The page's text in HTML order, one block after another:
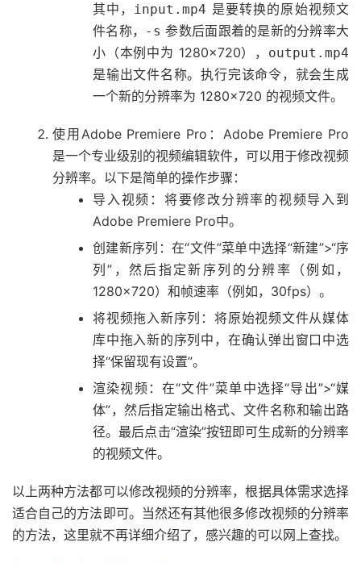
其中， input.mp4 是要转换的原始视频文
件名称，
-s 参数后面跟着的是新的分辨率大
小（本例中为 1280×720）， output.mp4
是输出文件名称。执行完该命令，就会生成
一个新的分辨率为 1280×720 的视频文件。
使用Adobe Premiere Pro：Adobe Premiere Pro
是一个专业级别的视频编辑软件，可以用于修改视频
分辨率。以下是简单的操作步骤：
导入视频：将要修改分辨率的视频导入到
Adobe Premiere Pro中。
创建新序列：在“文件”菜单中选择“新建”>“序
列”，然后指定新序列的分辨率（例如，
1280×720）和帧速率（例如，30fps）。
将视频拖入新序列：将原始视频文件从媒体
库中拖入新的序列中，在确认弹出窗口中选
择“保留现有设置”。
渲染视频：在“文件”菜单中选择“导出”>“媒
体”，然后指定输出格式、文件名称和输出路
径。最后点击“渲染”按钮即可生成新的分辨率
的视频文件。
以上两种方法都可以修改视频的分辨率，根据具体需求选择
适合自己的方法即可。当然还有其他很多修改视频的分辨率
的方法，这里就不再详细介绍了，感兴趣的可以网上查找。